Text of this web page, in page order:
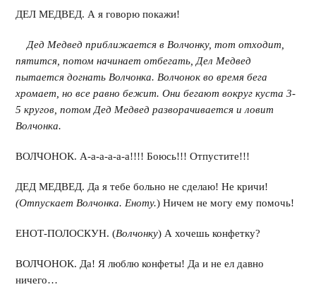
ДЕЛ МЕДВЕД. А я говорю покажи!
Дед Медвед приближается в Волчонку, тот отходит,
пятится, потом начинает отбегать, Дел Медвед
пытается догнать Волчонка. Волчонок во время бега
хромает, но все равно бежит. Они бегают вокруг куста 3-
5 кругов, потом Дед Медвед разворачивается и ловит
Волчонка.
ВОЛЧОНОК. А-а-а-а-а-а!!!! Боюсь!!! Отпустите!!!
ДЕД МЕДВЕД. Да я тебе больно не сделаю! Не кричи!
(Отпускает Волчонка. Еноту.) Ничем не могу ему помочь!
ЕНОТ-ПОЛОСКУН. (Волчонку) А хочешь конфетку?
ВОЛЧОНОК. Да! Я люблю конфеты! Да и не ел давно
ничего…